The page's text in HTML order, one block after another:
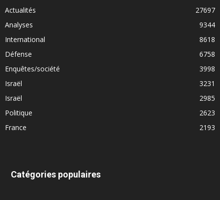
Actualités
27697
Analyses
9344
International
8618
Défense
6758
Enquêtes/société
3998
Israël
3231
Israël
2985
Politique
2623
France
2193
Catégories populaires